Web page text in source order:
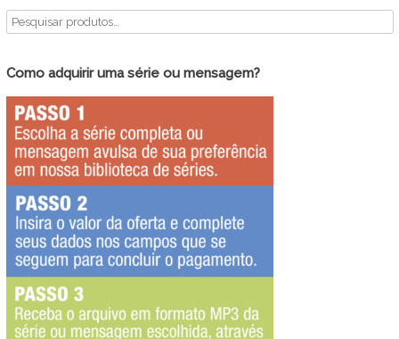
Como adquirir uma série ou mensagem?